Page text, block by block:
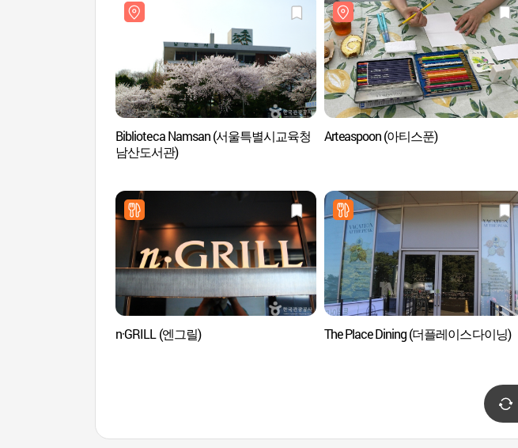
Biblioteca Namsan (서울특별시교육청
남산도서관)
Arteaspoon (아티스푼)
n·GRILL (엔그릴) The Place Dining (더플레이스다이닝)